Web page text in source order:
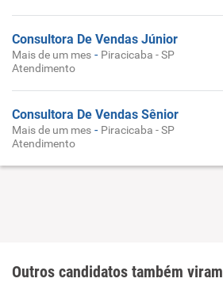
Consultora De Vendas Júnior
Mais de um mes - Piracicaba - SP
Atendimento
Consultora De Vendas Sênior
Mais de um mes - Piracicaba - SP
Atendimento
Outros candidatos também viram